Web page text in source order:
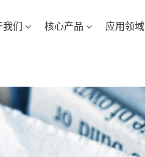
们 核心产品 应用领域